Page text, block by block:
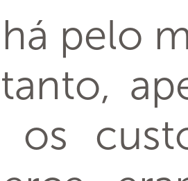
há pelo
os